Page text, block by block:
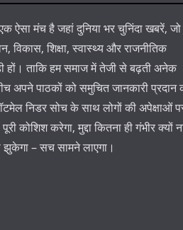
ऐसा मंच है जहां दुनिया भर चुनिंदा खबरें, जो
विकास, शिक्षा, स्वास्थ्य और राजनीतिक
हों। ताकि हम समाज में तेजी से बढ़ती अनेक
अपने पाठकों को समुचित जानकारी प्रदान
निडर सोच के साथ लोगों की अपेक्षाओं
कोशिश करेगा, मुद्दा कितना ही गंभीर क्यों
झुकेगा – सच सामने लाएगा।